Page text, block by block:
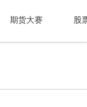
期货大赛 股